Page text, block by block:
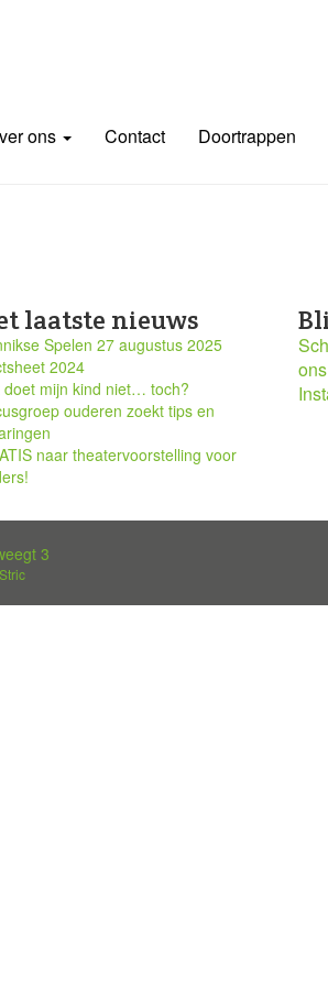
ons Contact Doortrappen
laatste nieuws
Spelen 27 augustus 2025
2024
doet mijn kind niet… toch?
ouderen zoekt tips en
naar theatervoorstelling voor
3
Stric